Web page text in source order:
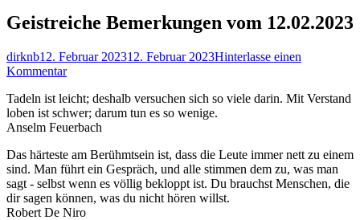
Geistreiche Bemerkungen vom 12.02.2023
Autor
dirknbVeröffentlicht
am
12. Februar 202312. Februar 2023Hinterlasse einen
Kommentarzu
Bemerkungen
vom
12.02.2023
Tadeln ist leicht; deshalb versuchen sich so viele darin. Mit Verstand
loben ist schwer; darum tun es so wenige.
Anselm Feuerbach
Das härteste am Berühmtsein ist, dass die Leute immer nett zu einem
sind. Man führt ein Gespräch, und alle stimmen dem zu, was man
sagt - selbst wenn es völlig bekloppt ist. Du brauchst Menschen, die
dir sagen können, was du nicht hören willst.
Robert De Niro